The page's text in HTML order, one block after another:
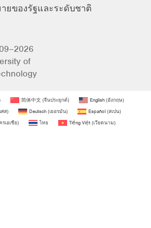
ยของรัฐและระดับชาติ
of
简体中文 (จีนประยุกต์) English (อังกฤษ)
ศส) Deutsch(เยอรมัน) Español(สเปน)
รเอเชีย) ไทย Tiếng Việt(เวียดนาม)